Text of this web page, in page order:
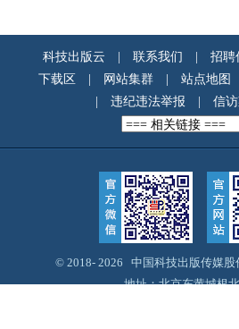
科技出版云 联系我们 招聘
下载区
网站集群 站点地图
违纪违法举报 信
© 2018- 2026 中国科技出版传媒
地址：北京东黄城根